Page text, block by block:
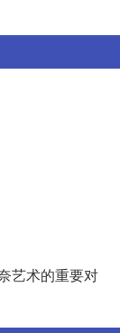
艺术的重要对